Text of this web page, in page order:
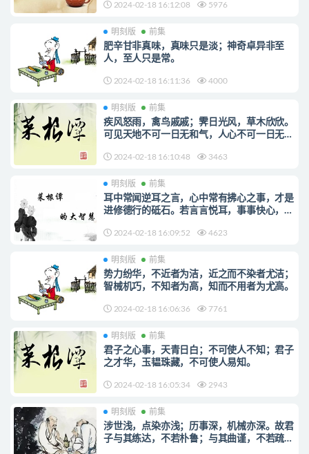
2024-02-18 16:12:08 5976
明刻版 前集
肥辛甘非真味，真味只是淡；神奇卓异非至
人，至人只是常。
2024-02-18 16:11:36 4000
明刻版 前集
疾风怒雨，禽鸟戚戚；霁日光风，草木欣欣。
可见天地不可一日无和气，人心不可一日无喜
2024-02-18 16:10:48 3463
明刻版 前集
耳中常闻逆耳之言，心中常有拂心之事，才是
进修德行的砥石。若言言悦耳，事事快心，便
2024-02-18 16:09:52 4623
明刻版 前集
势力纷华，不近者为洁，近之而不染者尤洁；
智械机巧，不知者为高，知而不用者为尤高。
2024-02-18 16:06:36 7761
明刻版 前集
君子之心事，天青日白；不可使人不知；君子
之才华，玉韫珠藏，不可使人易知。
2024-02-18 16:05:34 2943
明刻版 前集
涉世浅，点染亦浅；历事深，机械亦深。故君
子与其练达，不若朴鲁；与其曲谨，不若疏